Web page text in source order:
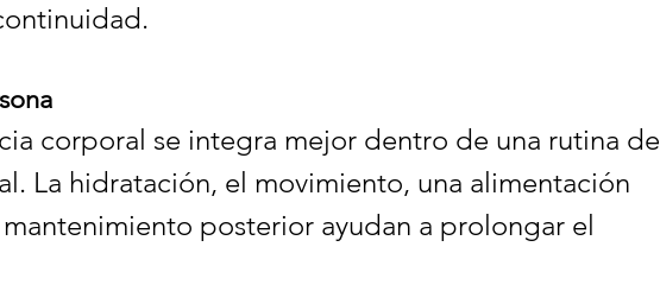
corporal se integra mejor dentro de una rutina de
La hidratación, el movimiento, una alimentación
posterior ayudan a prolongar el